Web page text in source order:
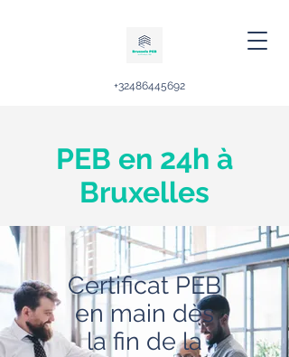
+32486445692
PEB en 24h à
Bruxelles
Certificat PEB
en main dès
la fin de la